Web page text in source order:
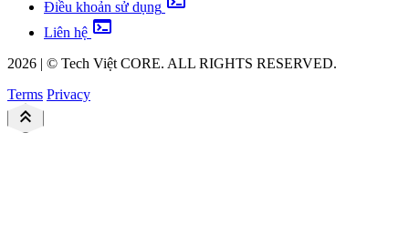
Điều khoản sử dụng
Liên hệ terminal
2026 | © Tech ViệtCORE. ALL RIGHTS RESERVED.
Terms Privacy
keyboard_double_arrow_up